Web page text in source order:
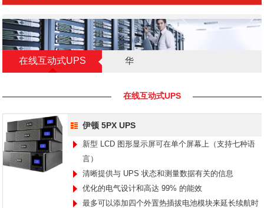
在线互动式UPS 华
在线互动式UPS
伊顿 5PX UPS
新型 LCD 图形显示屏可在单个屏幕上（支持七种语
言）
清晰提供与 UPS 状态和测量数据有关的信息
优化的电气设计和高达 99% 的能效
最多可以添加四个外置热插拔电池模块来延长续航时